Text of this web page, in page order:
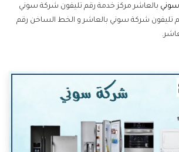
سوني بالعاشر مركز خدمة رقم تليفون شركة سوني
تليفون شركة سوني بالعاشر و الخط الساخن رقم